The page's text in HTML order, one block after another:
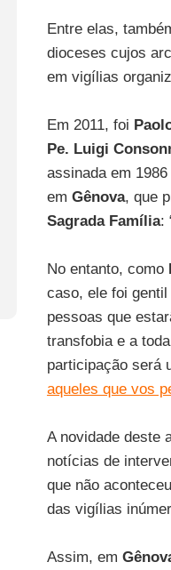
Entre elas,
dioceses cujos
em vigílias
Em 2011, foi
Pe. Luigi
assinada em 1986
em Gênova, que
Sagrada Família:
No entanto, como
caso, ele foi
pessoas que
transfobia e a
participação será
aqueles que vos
A novidade deste
notícias de
que não
das vigílias
Assim, em